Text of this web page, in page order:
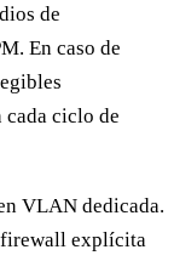
de
En caso de
ciclo de
VLAN dedicada.
firewall explícita